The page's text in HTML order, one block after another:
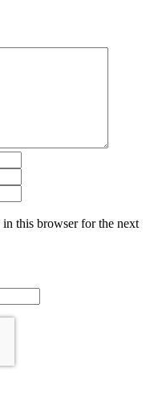
in this browser for the next